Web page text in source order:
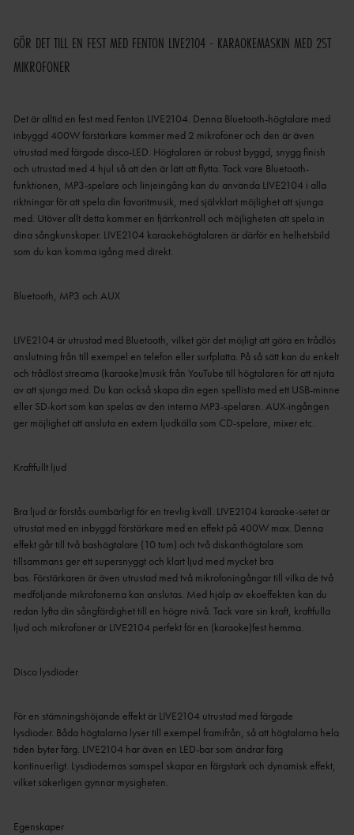
GÖR DET TILL EN FEST MED FENTON LIVE2104 - KARAOKEMASKIN MED 2ST
MIKROFONER
Det är alltid en fest med Fenton LIVE2104. Denna Bluetooth-högtalare med
inbyggd 400W förstärkare kommer med 2 mikrofoner och den är även
utrustad med färgade disco-LED. Högtalaren är robust byggd, snygg finish
och utrustad med 4 hjul så att den är lätt att flytta. Tack vare Bluetooth-
funktionen, MP3-spelare och linjeingång kan du använda LIVE2104 i alla
riktningar för att spela din favoritmusik, med självklart möjlighet att sjunga
med. Utöver allt detta kommer en fjärrkontroll och möjligheten att spela in
dina sångkunskaper. LIVE2104 karaokehögtalaren är därför en helhetsbild
som du kan komma igång med direkt.
Bluetooth, MP3 och AUX
LIVE2104 är utrustad med Bluetooth, vilket gör det möjligt att göra en trådlös
anslutning från till exempel en telefon eller surfplatta. På så sätt kan du enkelt
och trådlöst streama (karaoke)musik från YouTube till högtalaren för att njuta
av att sjunga med. Du kan också skapa din egen spellista med ett USB-minne
eller SD-kort som kan spelas av den interna MP3-spelaren. AUX-ingången
ger möjlighet att ansluta en extern ljudkälla som CD-spelare, mixer etc.
Kraftfullt ljud
Bra ljud är förstås oumbärligt för en trevlig kväll. LIVE2104 karaoke-setet är
utrustat med en inbyggd förstärkare med en effekt på 400W max. Denna
effekt går till två bashögtalare (10 tum) och två diskanthögtalare som
tillsammans ger ett supersnyggt och klart ljud med mycket bra
bas. Förstärkaren är även utrustad med två mikrofoningångar till vilka de två
medföljande mikrofonerna kan anslutas. Med hjälp av ekoeffekten kan du
redan lyfta din sångfärdighet till en högre nivå. Tack vare sin kraft, kraftfulla
ljud och mikrofoner är LIVE2104 perfekt för en (karaoke)fest hemma.
Disco lysdioder
För en stämningshöjande effekt är LIVE2104 utrustad med färgade
lysdioder. Båda högtalarna lyser till exempel framifrån, så att högtalarna hela
tiden byter färg. LIVE2104 har även en LED-bar som ändrar färg
kontinuerligt. Lysdiodernas samspel skapar en färgstark och dynamisk effekt,
vilket säkerligen gynnar mysigheten.
Egenskaper